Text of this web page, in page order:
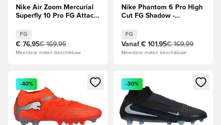
Nike Air Zoom Mercurial
Superfly 10 Pro FG Attack
FG
€ 76,95€ 169,95
Meerdere maten beschikbaar
Nike Phantom 6 Pro High
Cut FG Shadow -
FG
Vanaf € 101,95€ 169,99
Meerdere maten beschikbaar
Opent een venster om in te loggen of je aan te melden als
-40%
Opent een venster om in te
-30%